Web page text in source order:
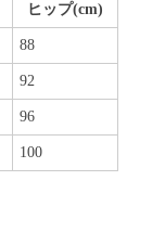
ヒップ(cm)
88
92
96
100